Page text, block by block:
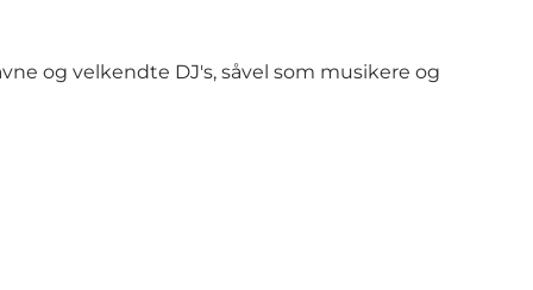
og velkendte DJ's, såvel som musikere og